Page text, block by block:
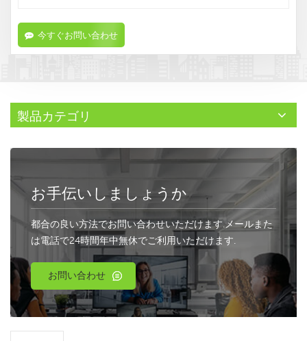
今すぐお問い合わせ
製品カテゴリ
お手伝いしましょうか
都合の良い方法でお問い合わせいただけます.メールまた
は電話で24時間年中無休でご利用いただけます.
お問い合わせ